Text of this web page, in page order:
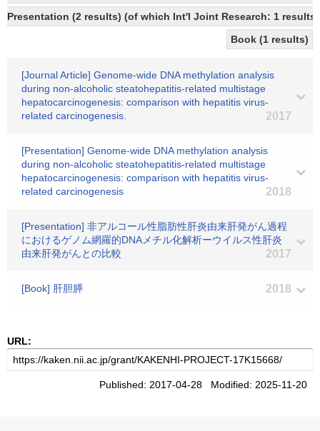
Presentation (2 results) (of which Int'l Joint Research: 1 results)
Book (1 results)
[Journal Article] Genome-wide DNA methylation analysis
during non-alcoholic steatohepatitis-related multistage
hepatocarcinogenesis: comparison with hepatitis virus-
related carcinogenesis.
2017
[Presentation] Genome-wide DNA methylation analysis
during non-alcoholic steatohepatitis-related multistage
hepatocarcinogenesis: comparison with hepatitis virus-
related carcinogenesis
2018
[Presentation] 非アルコール性脂肪性肝炎由来肝発がん過程
におけるゲノム網羅的DNAメチル化解析ーウイルス性肝炎
由来肝発がんとの比較
2017
[Book] 肝胆膵 2018
URL:
Published: 2017-04-28 Modified: 2025-11-20